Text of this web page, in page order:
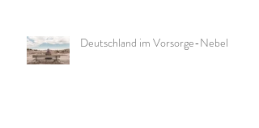
Deutschland im Vorsorge-Nebel